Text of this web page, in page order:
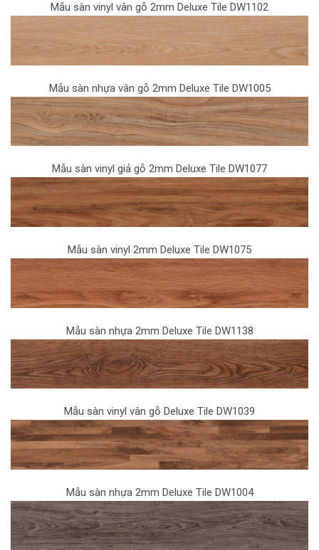
Mẫu sàn vinyl vân gỗ 2mm Deluxe Tile DW1102
Mẫu sàn nhựa vân gỗ 2mm Deluxe Tile DW1005
Mẫu sàn vinyl giả gỗ 2mm Deluxe Tile DW1077
Mẫu sàn vinyl 2mm Deluxe Tile DW1075
Mẫu sàn nhựa 2mm Deluxe Tile DW1138
Mẫu sàn vinyl vân gỗ Deluxe Tile DW1039
Mẫu sàn nhựa 2mm Deluxe Tile DW1004